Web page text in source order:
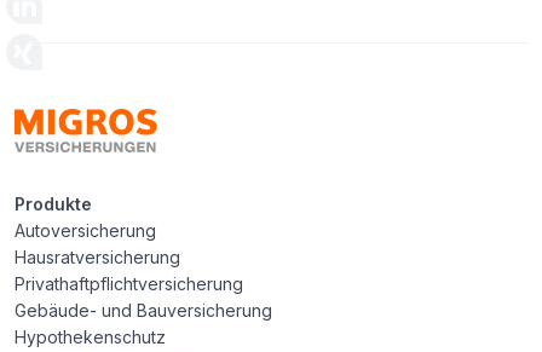
Produkte
Autoversicherung
Hausratversicherung
Privathaftpflichtversicherung
Gebäude- und Bauversicherung
Hypothekenschutz